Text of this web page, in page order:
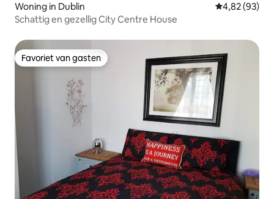
Woning in Dublin Gemiddelde
4,82 (93)
Schattig en gezellig City Centre House
Favoriet van gasten
Favoriet van gasten